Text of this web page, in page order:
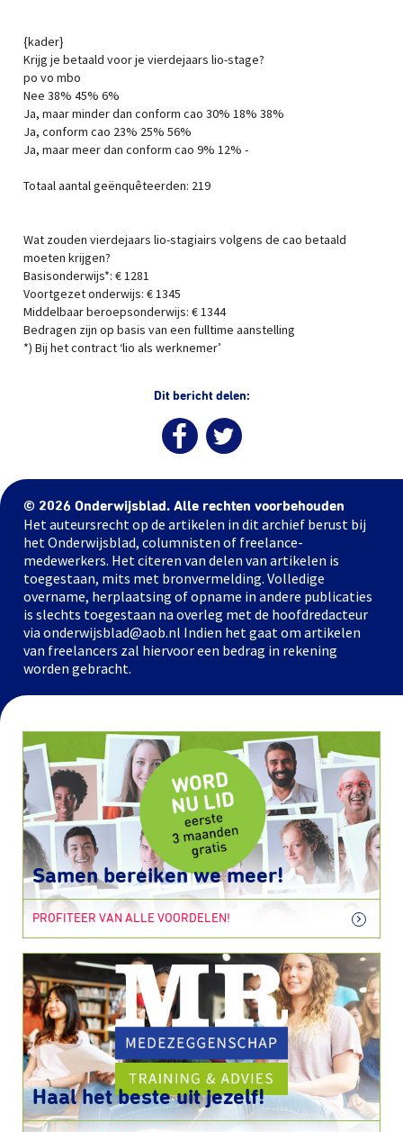
{kader}
Krijg je betaald voor je vierdejaars lio-stage?
po vo mbo
Nee 38% 45% 6%
Ja, maar minder dan conform cao 30% 18% 38%
Ja, conform cao 23% 25% 56%
Ja, maar meer dan conform cao 9% 12% -
Totaal aantal geënquêteerden: 219
Wat zouden vierdejaars lio-stagiairs volgens de cao betaald
moeten krijgen?
Basisonderwijs*: € 1281
Voortgezet onderwijs: € 1345
Middelbaar beroepsonderwijs: € 1344
Bedragen zijn op basis van een fulltime aanstelling
*) Bij het contract ‘lio als werknemer’
Dit bericht delen:
© 2026 Onderwijsblad. Alle rechten voorbehouden
Het auteursrecht op de artikelen in dit archief berust bij
het Onderwijsblad, columnisten of freelance-
medewerkers. Het citeren van delen van artikelen is
toegestaan, mits met bronvermelding. Volledige
overname, herplaatsing of opname in andere publicaties
is slechts toegestaan na overleg met de hoofdredacteur
via onderwijsblad@aob.nl Indien het gaat om artikelen
van freelancers zal hiervoor een bedrag in rekening
worden gebracht.
Samen bereiken we meer!
PROFITEER VAN ALLE VOORDELEN!
Haal het beste uit jezelf!